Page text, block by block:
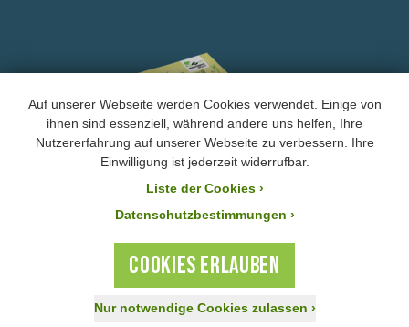
Auf unserer Webseite werden Cookies verwendet. Einige von
ihnen sind essenziell, während andere uns helfen, Ihre
Nutzererfahrung auf unserer Webseite zu verbessern. Ihre
Einwilligung ist jederzeit widerrufbar.
Liste der Cookies ›
Datenschutzbestimmungen ›
COOKIES ERLAUBEN
Nur notwendige Cookies zulassen ›
›Impressum und Datenschutz
InstagramYouTubeTikTok